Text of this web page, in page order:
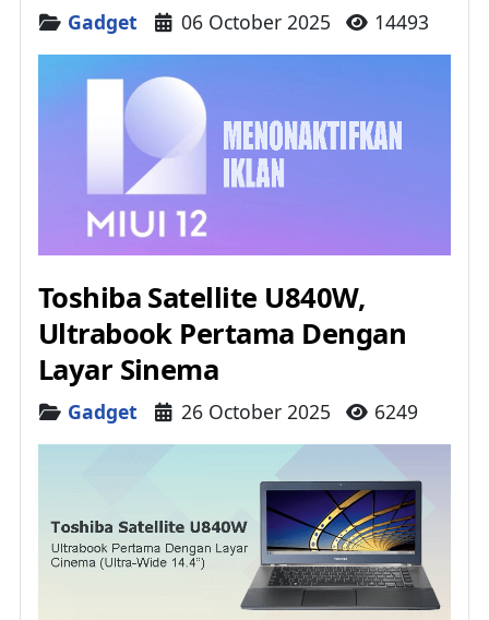
Details
Gadget 06 October 2025 14493
Toshiba Satellite U840W,
Ultrabook Pertama Dengan
Layar Sinema
Details
Gadget 26 October 2025 6249